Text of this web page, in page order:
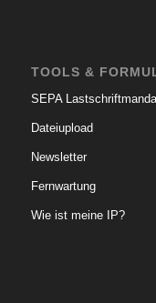
TOOLS &
SEPA
Dateiupload
Newsletter
Fernwartung
Wie ist meine IP?